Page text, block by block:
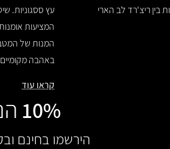
בין ריצ'רד לב הארי
עץ ססגוניות.
המציעות
המנות של
באהבה
קראו עוד
10%
הירשמו בחינם ובקלות קבלו 10%